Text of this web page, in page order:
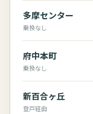
多摩センター
乗換なし
府中本町
乗換なし
新百合ヶ丘
登戸経由